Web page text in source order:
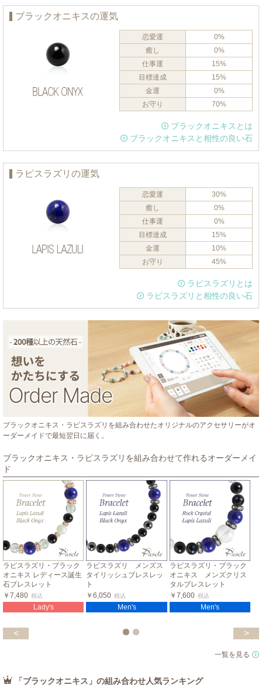
ブラックオニキスの運気
恋愛運
0%
癒し
0%
仕事運
15%
目標達成
15%
金運
0%
お守り
70%
ブラックオニキスとは
ブラックオニキスと相性の良い石
ラピスラズリの運気
恋愛運
30%
癒し
0%
仕事運
0%
目標達成
15%
金運
10%
お守り
45%
ラピスラズリとは
ラピスラズリと相性の良い石
ブラックオニキス・ラピスラズリを組み合わせたオリジナルのアクセサリーがオ
ーダーメイドで最短翌日に届く。
ブラックオニキス・ラピスラズリを組み合わせて作れるオーダーメイ
ド
ラピスラズリ・ブラック
オニキス レディース誕生
石ブレスレット
￥7,480 税込
Lady's
ラピスラズリ メンズス
タイリッシュブレスレッ
ト
￥6,050 税込
Men's
ラピスラズリ・ブラック
オニキス メンズクリス
タルブレスレット
￥7,600 税込
Men's
< >
一覧を見る
「ブラックオニキス」の組み合わせ人気ランキング